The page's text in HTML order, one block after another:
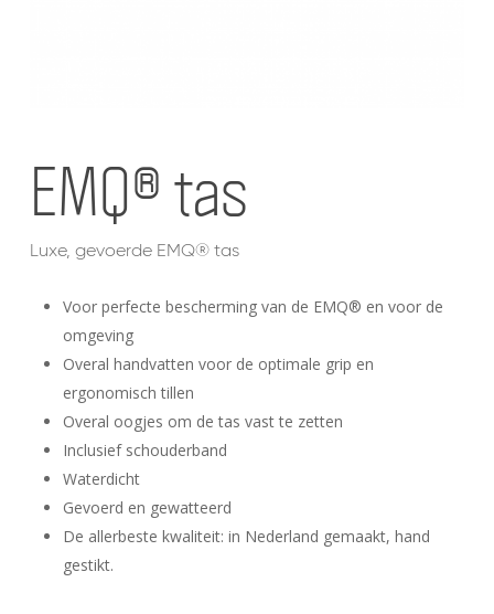
EMQ® tas
Luxe, gevoerde EMQ® tas
Voor perfecte bescherming van de EMQ® en voor de
omgeving
Overal handvatten voor de optimale grip en
ergonomisch tillen
Overal oogjes om de tas vast te zetten
Inclusief schouderband
Waterdicht
Gevoerd en gewatteerd
De allerbeste kwaliteit: in Nederland gemaakt, hand
gestikt.